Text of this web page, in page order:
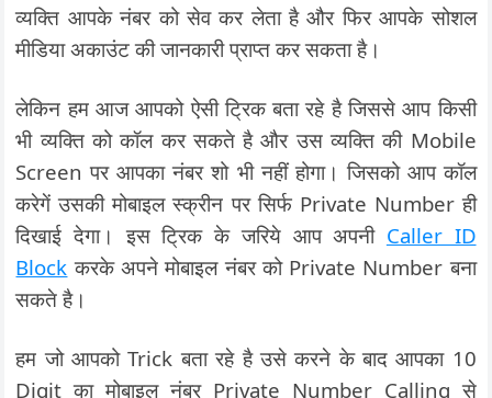
व्यक्ति आपके नंबर को सेव कर लेता है और फिर आपके सोशल
मीडिया अकाउंट की जानकारी प्राप्त कर सकता है।
लेकिन हम आज आपको ऐसी ट्रिक बता रहे है जिससे आप किसी
भी व्यक्ति को कॉल कर सकते है और उस व्यक्ति की Mobile
Screen पर आपका नंबर शो भी नहीं होगा। जिसको आप कॉल
करेगें उसकी मोबाइल स्क्रीन पर सिर्फ Private Number ही
दिखाई देगा। इस ट्रिक के जरिये आप अपनी Caller ID
Block करके अपने मोबाइल नंबर को Private Number बना
सकते है।
हम जो आपको Trick बता रहे है उसे करने के बाद आपका 10
Digit का मोबाइल नंबर Private Number Calling से